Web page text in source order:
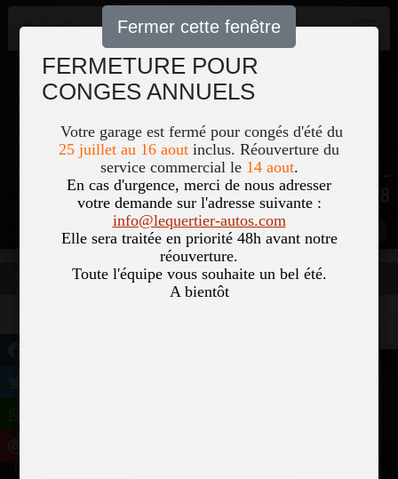
FERMETURE POUR
CONGES ANNUELS
Votre garage est fermé pour congés d'été du
25 juillet au 16 aout inclus. Réouverture du
service commercial le 14 aout.
En cas d'urgence, merci de nous adresser
votre demande sur l'adresse suivante :
info@lequertier-autos.com
Elle sera traitée en priorité 48h avant notre
réouverture.
Toute l'équipe vous souhaite un bel été.
A bientôt
Fermer cette fenêtre
Navigation
51, Le Bourg 50700 COLOMBY -
02 33 40 18 78
Nom Pass
Occasions Vous êtes ici